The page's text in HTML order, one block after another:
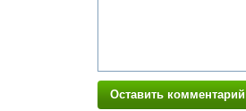
Оставить комментарий